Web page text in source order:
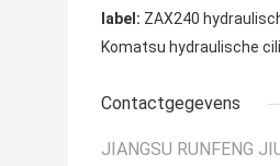
label: ZAX240
Komatsu hydraulische
Contactgegevens
JIANGSU RUNFENG